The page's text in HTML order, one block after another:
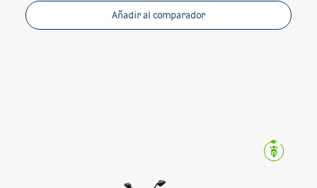
Añadir al comparador